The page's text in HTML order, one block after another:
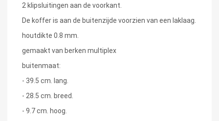
2 klipsluitingen aan de voorkant.
De koffer is aan de buitenzijde voorzien van een laklaag.
houtdikte 0.8 mm.
gemaakt van berken multiplex
buitenmaat:
- 39.5 cm. lang.
- 28.5 cm. breed.
- 9.7 cm. hoog.